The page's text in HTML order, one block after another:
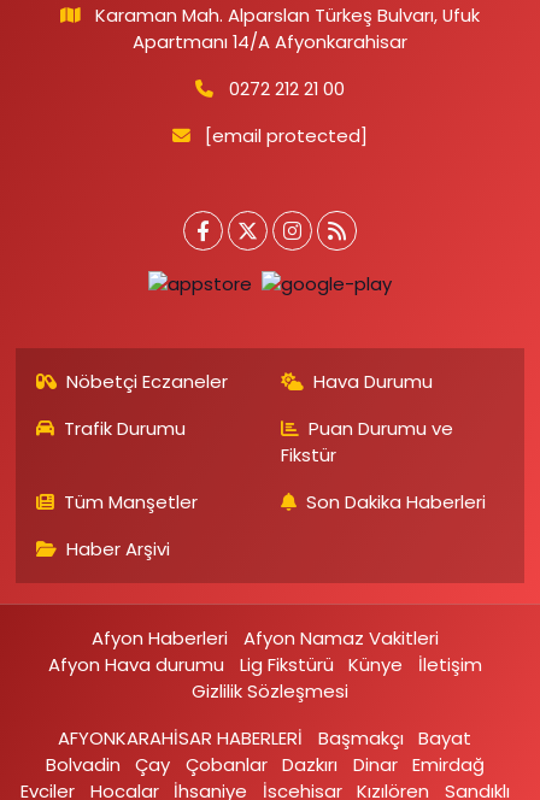
Karaman Mah. Alparslan Türkeş Bulvarı, Ufuk
Apartmanı 14/A Afyonkarahisar
0272 212 21 00
[email protected]
Nöbetçi Eczaneler
Hava Durumu
Trafik Durumu
Puan Durumu ve
Fikstür
Tüm Manşetler
Son Dakika Haberleri
Haber Arşivi
Afyon Haberleri
Afyon Namaz Vakitleri
Afyon Hava durumu
Lig Fikstürü Künye
İletişim
Gizlilik Sözleşmesi
AFYONKARAHİSAR HABERLERİ
Başmakçı
Bayat
Bolvadin
Çay Çobanlar Dazkırı Dinar Emirdağ‎
Evciler‎
Hocalar İhsaniye‎ İscehisar Kızılören‎ Sandıklı‎